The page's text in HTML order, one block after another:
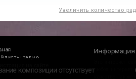
Увеличить количество
радио
Информация
любое интернет
качестве. Так
композиции отсутствует